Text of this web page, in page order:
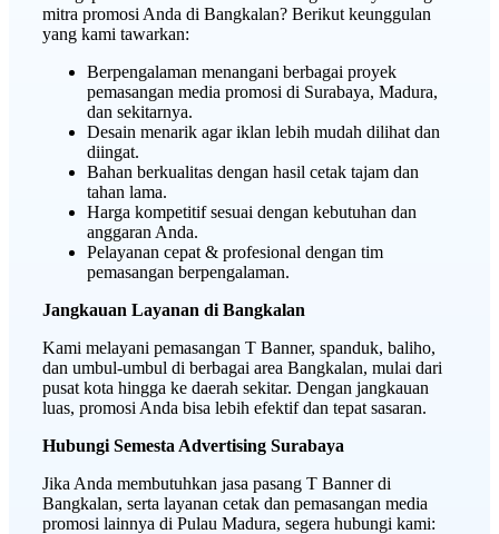
mitra promosi Anda di Bangkalan? Berikut keunggulan
yang kami tawarkan:
Berpengalaman menangani berbagai proyek
pemasangan media promosi di Surabaya, Madura,
dan sekitarnya.
Desain menarik agar iklan lebih mudah dilihat dan
diingat.
Bahan berkualitas dengan hasil cetak tajam dan
tahan lama.
Harga kompetitif sesuai dengan kebutuhan dan
anggaran Anda.
Pelayanan cepat & profesional dengan tim
pemasangan berpengalaman.
Jangkauan Layanan di Bangkalan
Kami melayani pemasangan T Banner, spanduk, baliho,
dan umbul-umbul di berbagai area Bangkalan, mulai dari
pusat kota hingga ke daerah sekitar. Dengan jangkauan
luas, promosi Anda bisa lebih efektif dan tepat sasaran.
Hubungi Semesta Advertising Surabaya
Jika Anda membutuhkan jasa pasang T Banner di
Bangkalan, serta layanan cetak dan pemasangan media
promosi lainnya di Pulau Madura, segera hubungi kami: